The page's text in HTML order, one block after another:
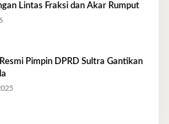
Lintas Fraksi dan Akar Rumput
Pimpin DPRD Sultra Gantikan